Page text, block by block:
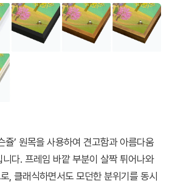
쥴’ 원목을 사용하여 견고함과 아름다움
다. 프레임 바깥 부분이 살짝 튀어나와
, 클래식하면서도 모던한 분위기를 동시